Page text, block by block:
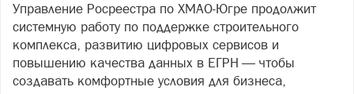
Управление Росреестра по ХМАО‑Югре продолжит
системную работу по поддержке строительного
комплекса, развитию цифровых сервисов и
повышению качества данных в ЕГРН — чтобы
создавать комфортные условия для бизнеса,